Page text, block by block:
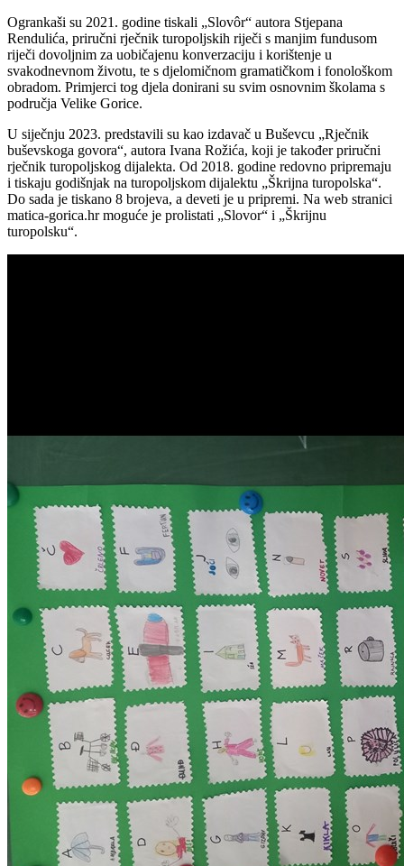
Ogrankaši su 2021. godine tiskali „Slovôr“ autora Stjepana
Rendulića, priručni rječnik turopoljskih riječi s manjim fundusom
riječi dovoljnim za uobičajenu konverzaciju i korištenje u
svakodnevnom životu, te s djelomičnom gramatičkom i fonološkom
obradom. Primjerci tog djela donirani su svim osnovnim školama s
područja Velike Gorice.
U siječnju 2023. predstavili su kao izdavač u Buševcu „Rječnik
buševskoga govora“, autora Ivana Rožića, koji je također priručni
rječnik turopoljskog dijalekta. Od 2018. godine redovno pripremaju
i tiskaju godišnjak na turopoljskom dijalektu „Škrijna turopolska“.
Do sada je tiskano 8 brojeva, a deveti je u pripremi. Na web stranici
matica-gorica.hr moguće je prolistati „Slovor“ i „Škrijnu
turopolsku“.